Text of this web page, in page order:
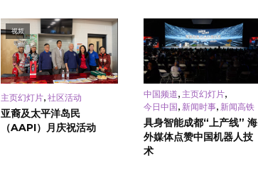
视频
主页幻灯片, 社区活动
亚裔及太平洋岛民
（AAPI）月庆祝活动
中国频道, 主页幻灯片,
今日中国, 新闻时事, 新闻高铁
具身智能成都“上产线” 海
外媒体点赞中国机器人技
术